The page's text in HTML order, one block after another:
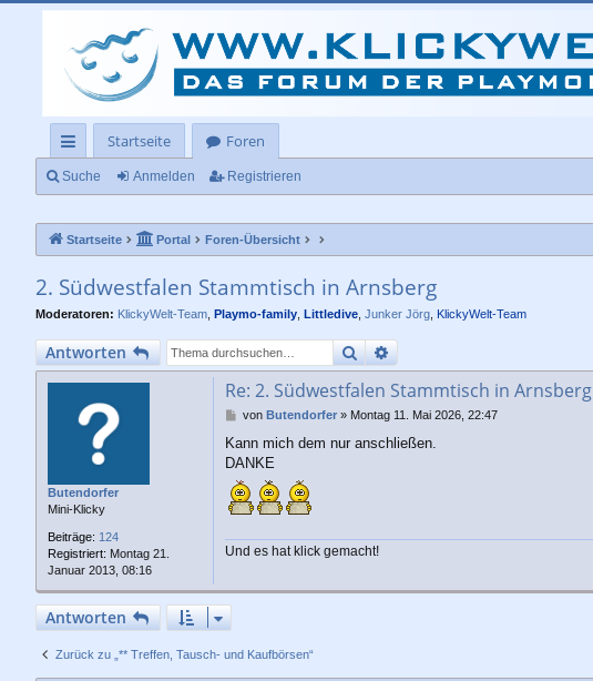
ch
llz
ug
rif
f
Startseite
Foren
Suche Anmelden Registrieren
Startseite Portal Foren-Übersicht
2. Südwestfalen Stammtisch in Arnsberg
Moderatoren: KlickyWelt-Team Playmo-family Littledive Junker Jörg KlickyWelt-Team
Antworten SucheErweiterte Suche
Butendorfer
Mini-Klicky
Beiträge: 124
Registriert: Montag 21.
Januar 2013, 08:16
Re: 2. Südwestfalen Stammtisch in Arnsberg
B
i
t
r
a
g
von Butendorfer» Montag 11. Mai 2026, 22:47
Kann mich dem nur anschließen.
DANKE
Und es hat klick gemacht!
Antworten
Zurück zu „** Treffen, Tausch- und Kaufbörsen“